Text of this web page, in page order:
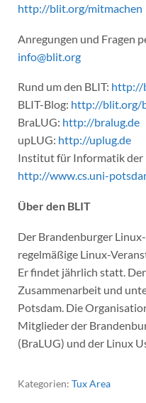
http://blit.org/mitmachen
Anregungen und Fragen
info@blit.org
Rund um den BLIT: http://
BLIT-Blog: http://blit.org/
BraLUG: http://bralug.de
upLUG: http://uplug.de
Institut für Informatik der
http://www.cs.uni-
Über den BLIT
Der Brandenburger
regelmäßige Linux-
Er findet jährlich statt.
Zusammenarbeit und
Potsdam. Die
Mitglieder der
(BraLUG) und der Linux
Kategorien: Tux Area